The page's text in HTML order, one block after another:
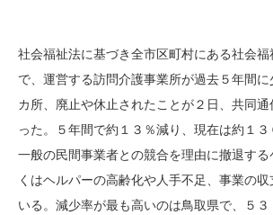
社会福祉法に基づき全市区町村にある社会福
で、運営する訪問介護事業所が過去５年間に
カ所、廃止や休止されたことが２日、共同
った。５年間で約１３％減り、現在は約１
一般の民間事業者との競合を理由に撤退す
くはヘルパーの高齢化や人手不足、事業の
いる。減少率が最も高いのは鳥取県で、５３